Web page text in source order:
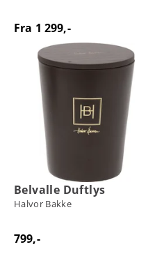
Fra 1 299,-
Belvalle Duftlys
Halvor Bakke
799,-